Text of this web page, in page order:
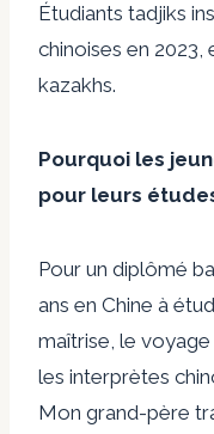
Étudiants tadjiks
chinoises en 2023,
kazakhs.
Pourquoi les
pour leurs
Pour un diplômé
ans en Chine à
maîtrise, le voyage
les interprètes
Mon grand-père